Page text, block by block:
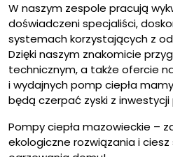
W naszym zespole pracują
doświadczeni specjaliści,
systemach korzystających z
Dzięki naszym znakomicie
technicznym, a także ofercie
i wydajnych pomp ciepła
będą czerpać zyski z inwestycji
Pompy ciepła mazowieckie –
ekologiczne rozwiązania i